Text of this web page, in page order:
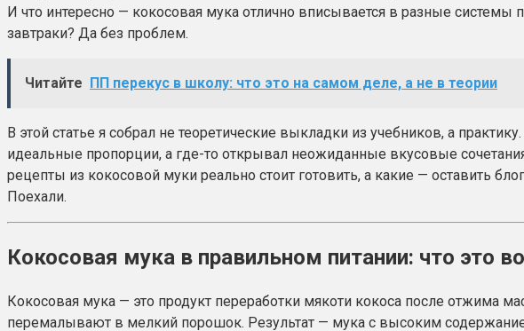
И что интересно — кокосовая мука отлично вписывается в разные
завтраки? Да без проблем.
Читайте ПП перекус в школу: что это на самом деле, а не в теории
В этой статье я собрал не теоретические выкладки из учебников, а
идеальные пропорции, а где-то открывал неожиданные вкусовые
рецепты из кокосовой муки реально стоит готовить, а какие — оставить
Поехали.
Кокосовая мука в правильном питании: что это
Кокосовая мука — это продукт переработки мякоти кокоса после отжима
перемалывают в мелкий порошок. Результат — мука с высоким